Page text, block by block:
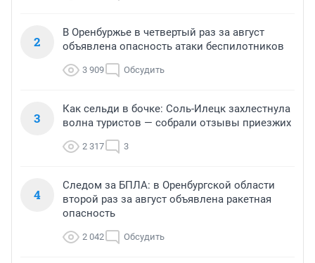
2
В Оренбуржье в четвертый раз за август
объявлена опасность атаки беспилотников
3 909 Обсудить
3
Как сельди в бочке: Соль-Илецк захлестнула
волна туристов — собрали отзывы приезжих
2 317 3
4
Следом за БПЛА: в Оренбургской области
второй раз за август объявлена ракетная
опасность
2 042 Обсудить